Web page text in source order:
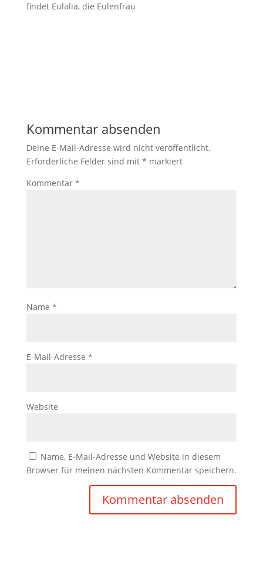
findet Eulalia, die Eulenfrau
Kommentar absenden
Deine E-Mail-Adresse wird nicht veröffentlicht.
Erforderliche Felder sind mit * markiert
Kommentar *
Name *
E-Mail-Adresse *
Website
Name, E-Mail-Adresse und Website in diesem
Browser für meinen nächsten Kommentar speichern.